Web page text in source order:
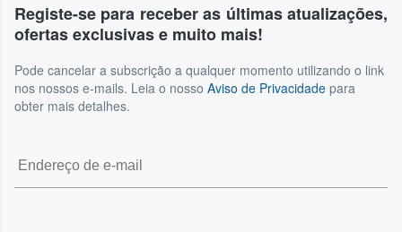
Registe-se para receber as últimas atualizações,
ofertas exclusivas e muito mais!
Pode cancelar a subscrição a qualquer momento utilizando o link
nos nossos e-mails. Leia o nosso Aviso de Privacidade para
obter mais detalhes.